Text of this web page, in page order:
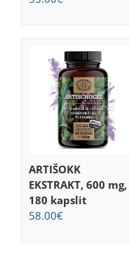
ARTIŠOKK
EKSTRAKT, 600 mg,
180 kapslit
58.00€